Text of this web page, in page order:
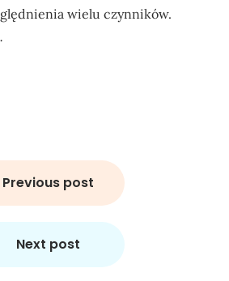
wielu czynników.
Previous post
Next post